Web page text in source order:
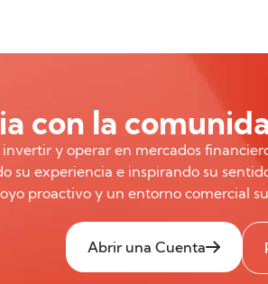
con la
invertir y operar en mercados
su experiencia e inspirando su
proactivo y un entorno comercial
Abrir una Cuenta